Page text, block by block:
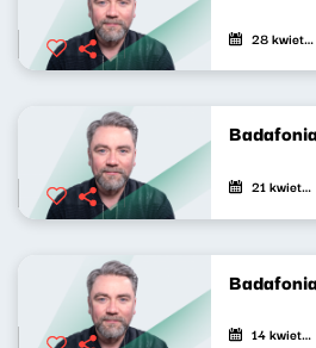
28 kwietnia 2021
21 kwietnia 2021
14 kwietnia 2021